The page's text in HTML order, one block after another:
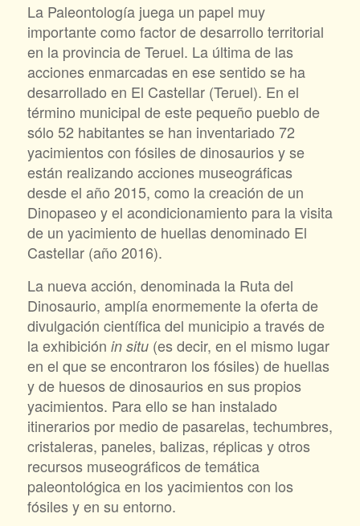
La Paleontología juega un papel muy
importante como factor de desarrollo territorial
en la provincia de Teruel. La última de las
acciones enmarcadas en ese sentido se ha
desarrollado en El Castellar (Teruel). En el
término municipal de este pequeño pueblo de
sólo 52 habitantes se han inventariado 72
yacimientos con fósiles de dinosaurios y se
están realizando acciones museográficas
desde el año 2015, como la creación de un
Dinopaseo y el acondicionamiento para la visita
de un yacimiento de huellas denominado El
Castellar (año 2016).
La nueva acción, denominada la Ruta del
Dinosaurio, amplía enormemente la oferta de
divulgación científica del municipio a través de
la exhibición in situ (es decir, en el mismo lugar
en el que se encontraron los fósiles) de huellas
y de huesos de dinosaurios en sus propios
yacimientos. Para ello se han instalado
itinerarios por medio de pasarelas, techumbres,
cristaleras, paneles, balizas, réplicas y otros
recursos museográficos de temática
paleontológica en los yacimientos con los
fósiles y en su entorno.